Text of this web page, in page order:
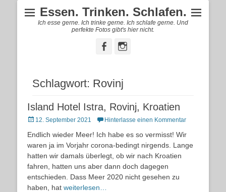
Essen. Trinken. Schlafen.
Ich esse gerne. Ich trinke gerne. Ich schlafe gerne. Und
perfekte Fotos gibt's hier nicht.
FacebookInstagram
Schlagwort: Rovinj
Island Hotel Istra, Rovinj, Kroatien
Posted
12. September 2021 Hinterlasse einen Kommentar
Endlich wieder Meer! Ich habe es so vermisst! Wir
waren ja im Vorjahr corona-bedingt nirgends. Lange
hatten wir damals überlegt, ob wir nach Kroatien
fahren, hatten uns aber dann doch dagegen
entschieden. Dass Meer 2020 nicht gesehen zu
haben, hat weiterlesen…